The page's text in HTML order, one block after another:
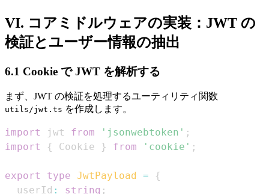
VI. コアミドルウェアの実装：JWT の
検証とユーザー情報の抽出
6.1 Cookie で JWT を解析する
まず、JWT の検証を処理するユーティリティ関数
utils/jwt.ts を作成します。
import jwt from 'jsonwebtoken' ;
import
{ Cookie } from 'cookie' ;
export type JwtPayload =
{
  userId
: string ;